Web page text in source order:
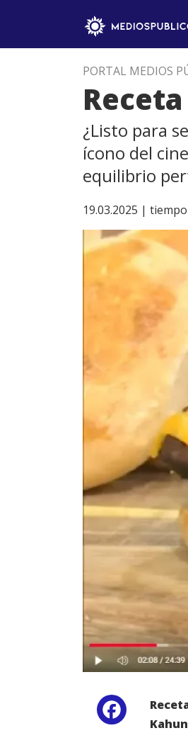
PORTAL MEDIOS
¿Listo para
ícono del
equilibrio
19.03.2025 |
Facebook